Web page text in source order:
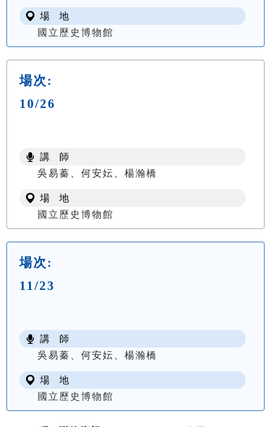
場 地
國立歷史博物館
場次:
10/26
講 師
吳易蓁、何安妘、楊瀚橋
場 地
國立歷史博物館
場次:
11/23
講 師
吳易蓁、何安妘、楊瀚橋
場 地
國立歷史博物館